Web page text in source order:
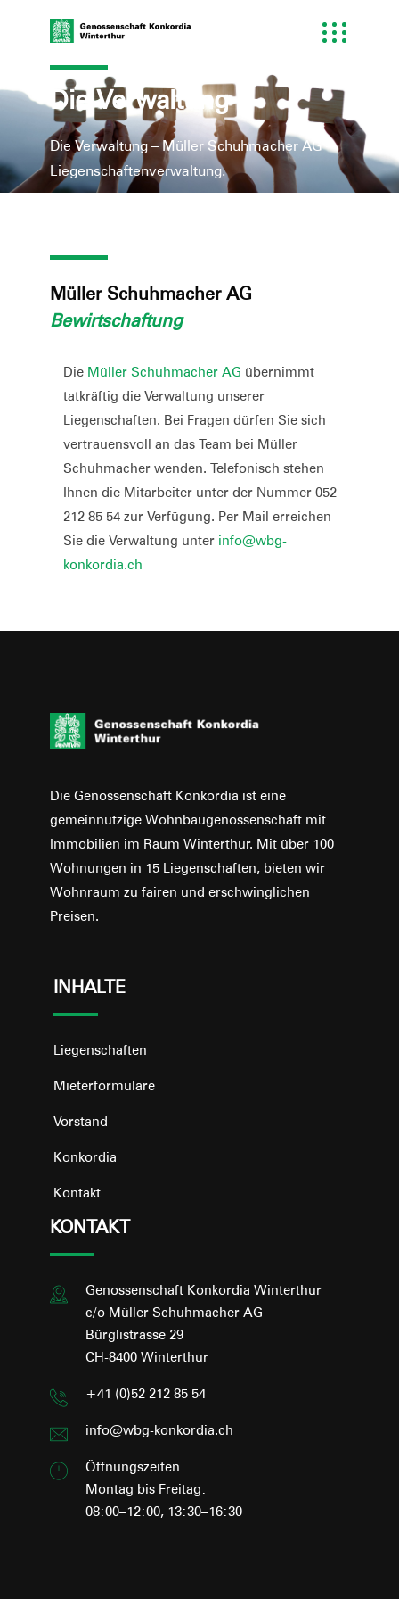
Die Verwaltung
Die Verwaltung – Müller Schuhmacher AG –
Liegenschaftenverwaltung.
Müller Schuhmacher AG
Bewirtschaftung
Die Müller Schuhmacher AG übernimmt
tatkräftig die Verwaltung unserer
Liegenschaften. Bei Fragen dürfen Sie sich
vertrauensvoll an das Team bei Müller
Schuhmacher wenden. Telefonisch stehen
Ihnen die Mitarbeiter unter der Nummer 052
212 85 54 zur Verfügung. Per Mail erreichen
Sie die Verwaltung unter info@wbg-
konkordia.ch
Die Genossenschaft Konkordia ist eine
gemeinnützige Wohnbaugenossenschaft mit
Immobilien im Raum Winterthur. Mit über 100
Wohnungen in 15 Liegenschaften, bieten wir
Wohnraum zu fairen und erschwinglichen
Preisen.
INHALTE
Liegenschaften
Mieterformulare
Vorstand
Konkordia
Kontakt
KONTAKT
Genossenschaft Konkordia Winterthur
c/o Müller Schuhmacher AG
Bürglistrasse 29
CH-8400 Winterthur
+41 (0)52 212 85 54
info@wbg-konkordia.ch
Öffnungszeiten
Montag bis Freitag:
08:00–12:00, 13:30–16:30